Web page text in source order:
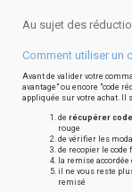
Au sujet des
Comment utiliser un
Avant de valider votre
avantage" ou encore "code
appliquée sur votre achat. Il
de récupérer
rouge
de vérifier les
de recopier le code
la remise
il ne vous reste
remisé